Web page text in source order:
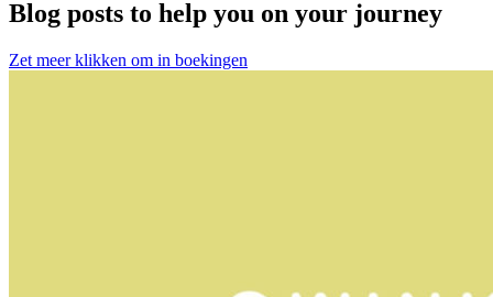
Blog posts to help you on your journey
Zet meer klikken om in boekingen